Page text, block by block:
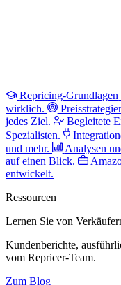
Repricing-Grundlagen
wirklich.
jedes Ziel.
Begleitete
Spezialisten.
und mehr.
Analysen
auf einen Blick.
entwickelt.
Ressourcen
Lernen Sie von
Kundenberichte,
vom Repricer-Team.
Zum Blog